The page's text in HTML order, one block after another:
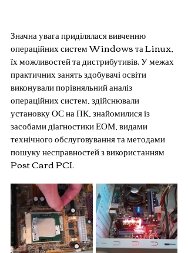
Значна увага приділялася вивченню
операційних систем Windows та Linux,
їх можливостей та дистрибутивів. У межах
практичних занять здобувачі освіти
виконували порівняльний аналіз
операційних систем, здійснювали
установку ОС на ПК, знайомилися із
засобами діагностики ЕОМ, видами
технічного обслуговування та методами
пошуку несправностей з використанням
Post Card PCI.